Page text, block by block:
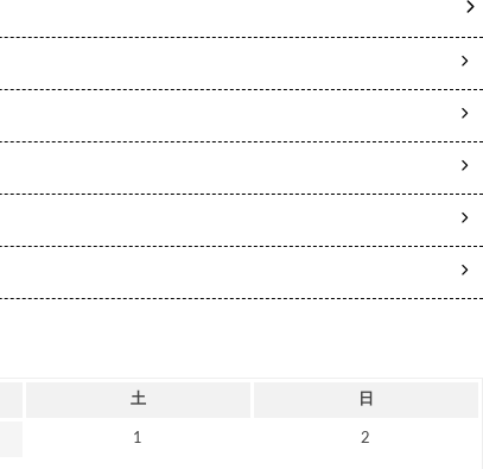
土 日
1 2